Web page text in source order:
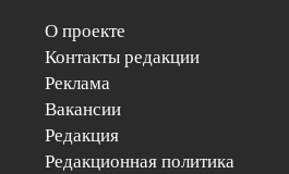
О проекте
Контакты редакции
Реклама
Вакансии
Редакция
Редакционная политика